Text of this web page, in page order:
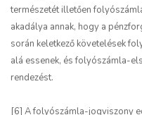
természetét illetően
akadálya annak, hogy a
során keletkező követelések
alá essenek, és folyószámla-
rendezést.
[6] A folyószámla-jogviszony